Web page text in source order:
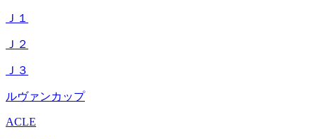
Ｊ１
Ｊ２
Ｊ３
ルヴァンカップ
ACLE